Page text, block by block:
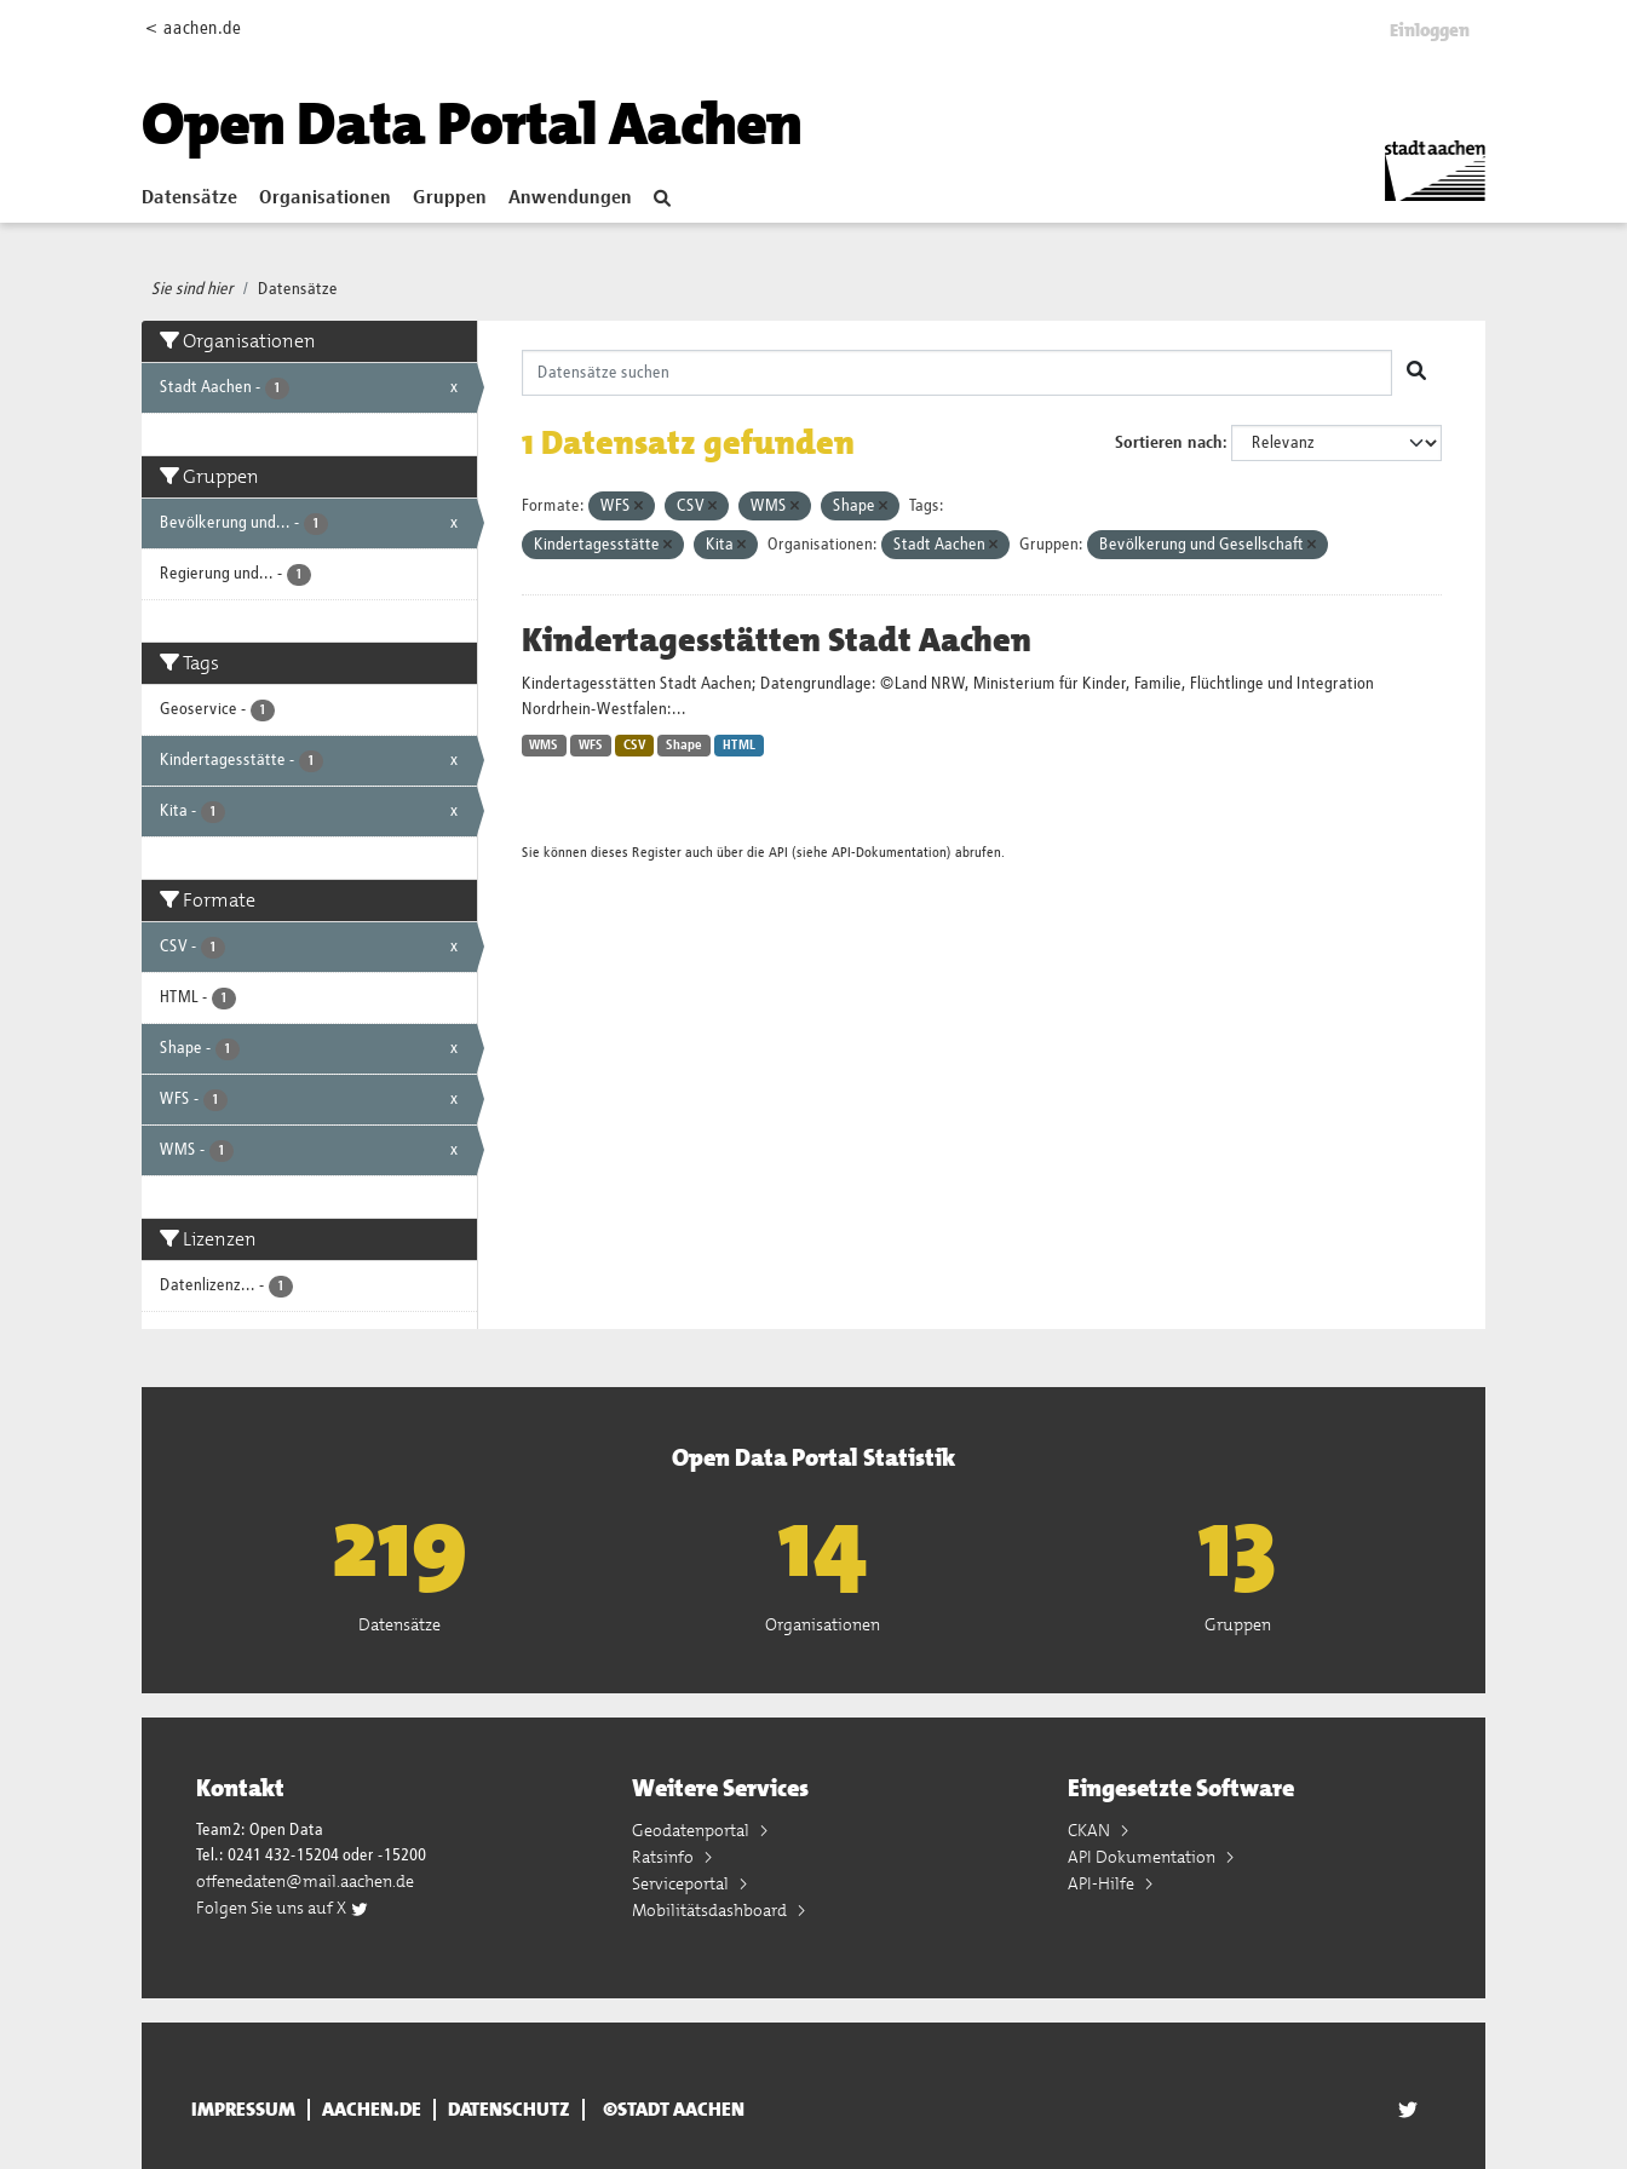
< aachen.de Einloggen
Open Data Portal Aachen
Datensätze Organisationen Gruppen Anwendungen
Sie sind hier Datensätze
Organisationen
Stadt Aachen - 1 x
Gruppen
Bevölkerung und... - 1 x
Regierung und... - 1
Tags
Geoservice - 1
Kindertagesstätte - 1 x
Kita - 1 x
Formate
CSV - 1 x
HTML - 1
Shape - 1 x
WFS - 1 x
WMS - 1 x
Lizenzen
Datenlizenz... - 1
Sortieren nach
1 Datensatz gefunden
Formate: WFS CSV WMS Shape Tags:
Kindertagesstätte Kita Organisationen: Stadt Aachen Gruppen: Bevölkerung und Gesellschaft
Kindertagesstätten Stadt Aachen
Kindertagesstätten Stadt Aachen; Datengrundlage: ©Land NRW, Ministerium für Kinder, Familie, Flüchtlinge und Integration
Nordrhein-Westfalen:...
WMS WFS CSV Shape HTML
Sie können dieses Register auch über die API (siehe API-Dokumentation) abrufen.
Open Data Portal Statistik
222
Datensätze
15
Organisationen
13
Gruppen
Kontakt
Team2: Open Data
Tel.: 0241 432-15204 oder -15200
offenedaten@mail.aachen.de
Folgen Sie uns auf X
Weitere Services
Geodatenportal
Ratsinfo
Serviceportal
Mobilitätsdashboard
Eingesetzte Software
CKAN
API Dokumentation
API-Hilfe
IMPRESSUM AACHEN.DE DATENSCHUTZ ©STADT AACHEN